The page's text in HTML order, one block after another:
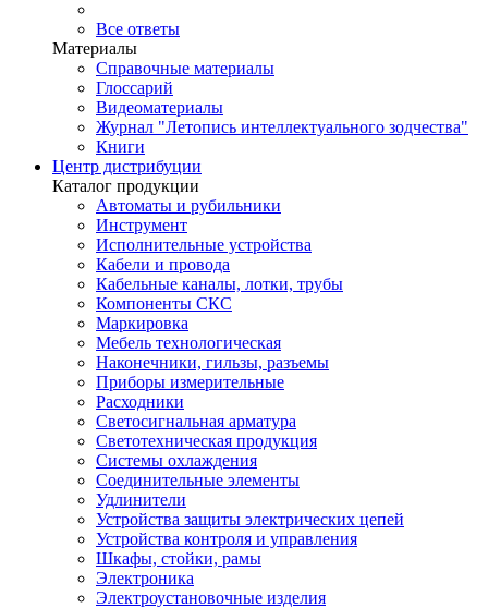
Все ответы
Материалы
Справочные материалы
Глоссарий
Видеоматериалы
Журнал "Летопись интеллектуального зодчества"
Книги
Центр дистрибуции
Каталог продукции
Автоматы и рубильники
Инструмент
Исполнительные устройства
Кабели и провода
Кабельные каналы, лотки, трубы
Компоненты СКС
Маркировка
Мебель технологическая
Наконечники, гильзы, разъемы
Приборы измерительные
Расходники
Светосигнальная арматура
Светотехническая продукция
Системы охлаждения
Соединительные элементы
Удлинители
Устройства защиты электрических цепей
Устройства контроля и управления
Шкафы, стойки, рамы
Электроника
Электроустановочные изделия